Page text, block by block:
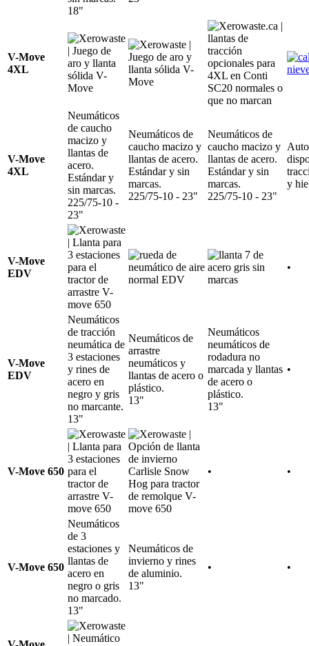
18"
V-Move
4XL
V-Move
4XL
Neumáticos
de caucho
macizo y
llantas de
acero.
Estándar y
sin marcas.
225/75-10 -
23"
Neumáticos de
caucho macizo y
llantas de acero.
Estándar y sin
marcas.
225/75-10 - 23"
Neumáticos de
caucho macizo y
llantas de acero.
Estándar y sin
marcas.
225/75-10 - 23"
y
V-Move
EDV
•
V-Move
EDV
Neumáticos
de tracción
neumática de
3 estaciones
y rines de
acero en
negro y gris
no marcante.
13"
Neumáticos de
arrastre
neumáticos y
llantas de acero o
plástico.
13"
Neumáticos
neumáticos de
rodadura no
marcada y llantas
de acero o
plástico.
13"
•
V-Move 650 • •
V-Move 650
Neumáticos
de 3
estaciones y
llantas de
acero en
negro o gris
no marcado.
13"
Neumáticos de
invierno y rines
de aluminio.
13"
• •